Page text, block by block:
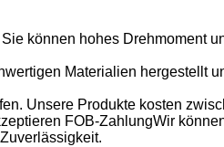
können hohes Drehmoment
Materialien hergestellt
Unsere Produkte kosten
FOB-ZahlungWir